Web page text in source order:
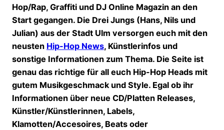
Hop/Rap, Graffiti und DJ Online Magazin an den
Start gegangen. Die Drei Jungs (Hans, Nils und
Julian) aus der Stadt Ulm versorgen euch mit den
neusten Hip-Hop News, Künstlerinfos und
sonstige Informationen zum Thema. Die Seite ist
genau das richtige für all euch Hip-Hop Heads mit
gutem Musikgeschmack und Style. Egal ob ihr
Informationen über neue CD/Platten Releases,
Künstler/Künstlerinnen, Labels,
Klamotten/Accesoires, Beats oder